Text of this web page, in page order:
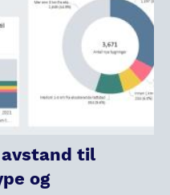
avstand til
og